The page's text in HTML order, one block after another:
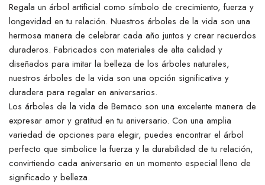
Regala un árbol artificial como símbolo de crecimiento, fuerza y
longevidad en tu relación. Nuestros árboles de la vida son una
hermosa manera de celebrar cada año juntos y crear recuerdos
duraderos. Fabricados con materiales de alta calidad y
diseñados para imitar la belleza de los árboles naturales,
nuestros árboles de la vida son una opción significativa y
duradera para regalar en aniversarios.
Los árboles de la vida de Bemaco son una excelente manera de
expresar amor y gratitud en tu aniversario. Con una amplia
variedad de opciones para elegir, puedes encontrar el árbol
perfecto que simbolice la fuerza y la durabilidad de tu relación,
convirtiendo cada aniversario en un momento especial lleno de
significado y belleza.